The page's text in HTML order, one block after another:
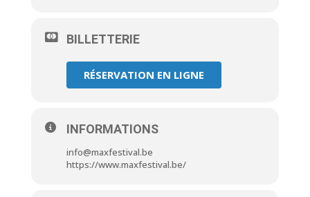
BILLETTERIE
RÉSERVATION EN LIGNE
INFORMATIONS
info@maxfestival.be
https://www.maxfestival.be/